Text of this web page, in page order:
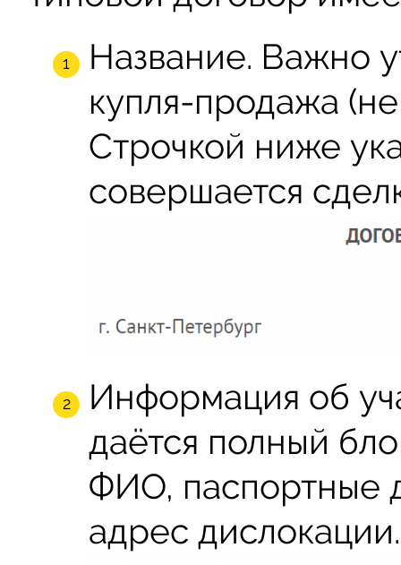
Название. Важно
купля-продажа
Строчкой ниже
совершается
Информация об
даётся полный
ФИО, паспортные
адрес дислокации.